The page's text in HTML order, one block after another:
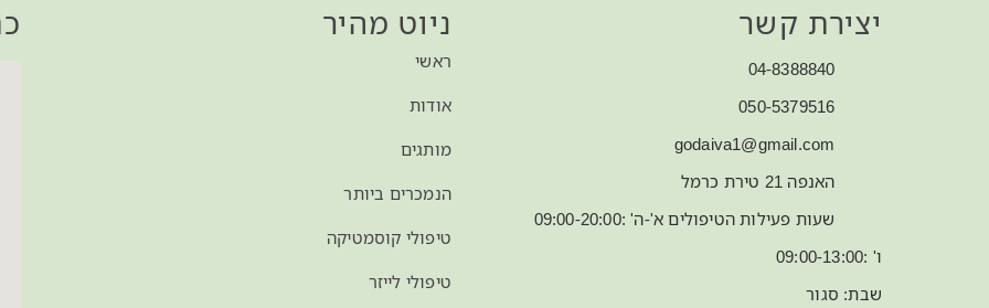
יצירת קשר
04-8388840
050-5379516
godaiva1@gmail.com
האנפה 21 טירת כרמל
שעות פעילות הטיפולים א'-ה' :09:00-20:00
ו' :09:00-13:00
שבת: סגור
ניוט מהיר
ראשי
אודות
מותגים
הנמכרים ביותר
טיפולי קוסמטיקה
טיפולי לייזר